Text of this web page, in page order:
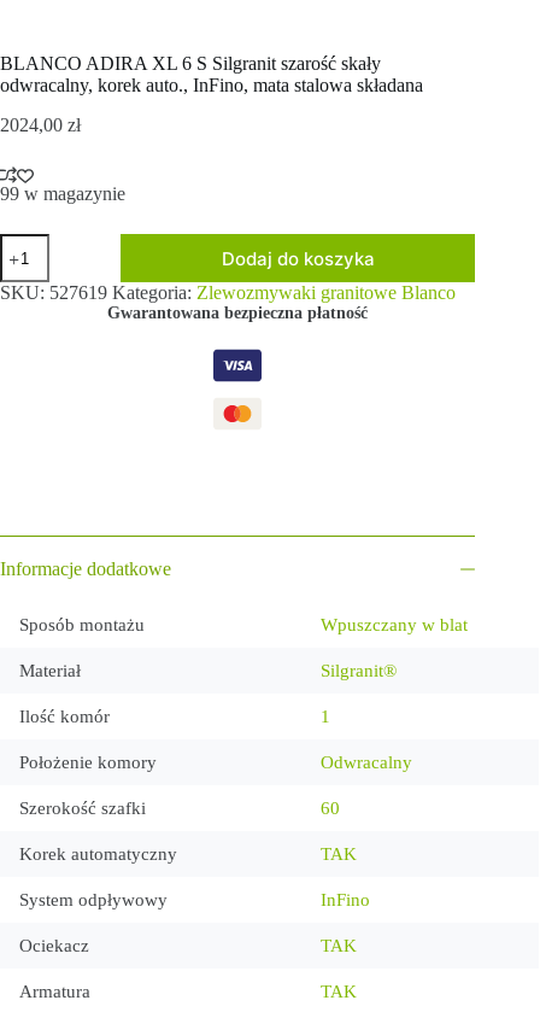
BLANCO ADIRA XL 6 S Silgranit szarość skały
odwracalny, korek auto., InFino, mata stalowa składana
2024,00 zł
99 w magazynie
Dodaj do koszyka
SKU: 527619 Kategoria: Zlewozmywaki granitowe Blanco
Gwarantowana bezpieczna płatność
Informacje dodatkowe
Sposób montażu Wpuszczany w blat
Materiał Silgranit®
Ilość komór 1
Położenie komory Odwracalny
Szerokość szafki 60
Korek automatyczny TAK
System odpływowy InFino
Ociekacz TAK
Armatura TAK